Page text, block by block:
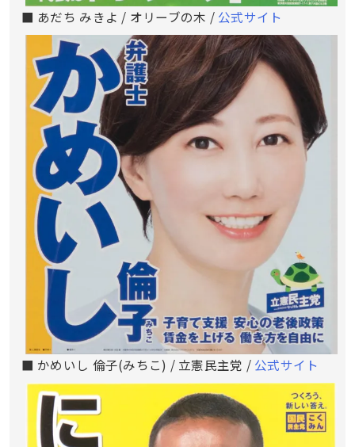
■ あだち みきよ / オリーブの木 / 公式サイト
■ かめいし 倫子(みちこ) / 立憲民主党 / 公式サイト